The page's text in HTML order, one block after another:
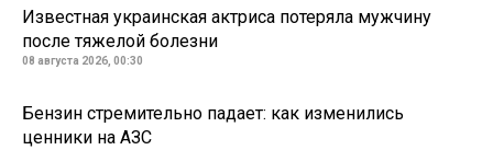
Известная украинская актриса потеряла мужчину
после тяжелой болезни
08 августа 2026, 00:30
Бензин стремительно падает: как изменились
ценники на АЗС